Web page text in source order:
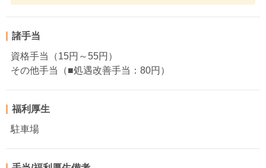
諸手当
資格手当（15円～55円）
その他手当（■処遇改善手当：80円）
福利厚生
駐車場